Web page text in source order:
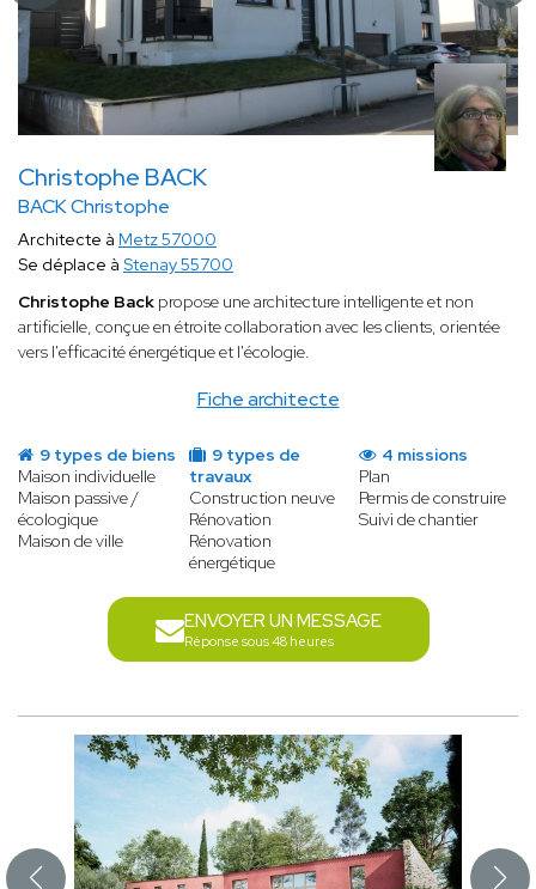
Christophe BACK
BACK Christophe
Fiche architecte
Architecte à Metz 57000
Se déplace à Stenay 55700
Christophe Back propose une architecture intelligente et non
artificielle, conçue en étroite collaboration avec les clients, orientée
vers l'efficacité énergétique et l'écologie.
9 types de biens
Maison individuelle
Maison passive /
écologique
Maison de ville
9 types de
travaux
Construction neuve
Rénovation
Rénovation
énergétique
4 missions
Plan
Permis de construire
Suivi de chantier
ENVOYER UN MESSAGE
Réponse sous 48 heures